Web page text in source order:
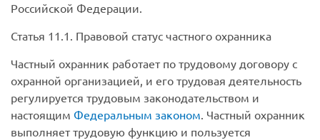
Российской Федерации.
Статья 11.1. Правовой статус частного охранника
Частный охранник работает по трудовому договору с
охранной организацией, и его трудовая деятельность
регулируется трудовым законодательством и
настоящим Федеральным законом. Частный охранник
выполняет трудовую функцию и пользуется